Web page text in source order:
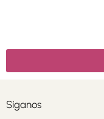
Síganos